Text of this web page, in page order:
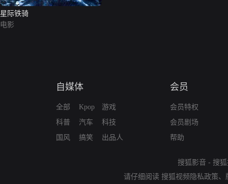
星际铁骑
电影
自媒体
全部
科普
国风
Kpop
汽车
搞笑
游戏
科技
出品人
会员
会员特权
会员剧场
帮助
搜狐影音 - 搜
请仔细阅读 搜狐视频隐私政策、